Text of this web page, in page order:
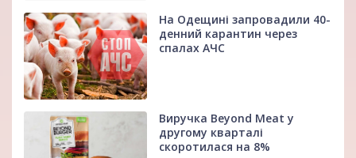
На Одещині запровадили 40-
денний карантин через
спалах АЧС
Виручка Beyond Meat у
другому кварталі
скоротилася на 8%